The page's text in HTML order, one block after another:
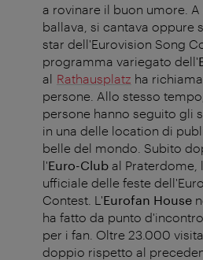
a rovinare il buon umore.
ballava, si cantava oppure
star dell'Eurovision Song
programma variegato dell'
al Rathausplatz ha
persone. Allo stesso
persone hanno seguito gli
in una delle location di
belle del mondo. Subito
l'Euro-Club al Praterdome,
ufficiale delle feste
Contest. L'Eurofan House
ha fatto da punto
per i fan. Oltre 23.000
doppio rispetto al